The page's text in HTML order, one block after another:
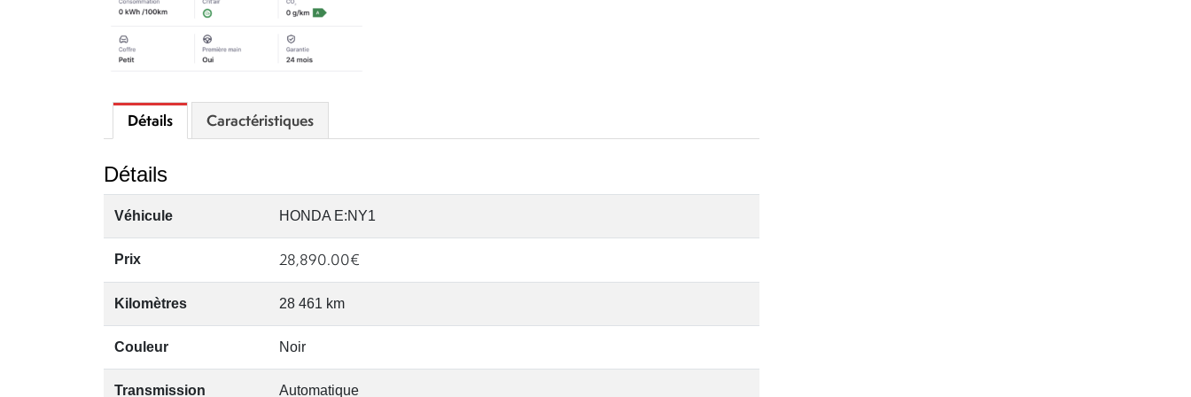
Détails Caractéristiques
Détails
Véhicule HONDA E:NY1
Prix 28,890.00€
Kilomètres 28 461 km
Couleur Noir
Transmission Automatique